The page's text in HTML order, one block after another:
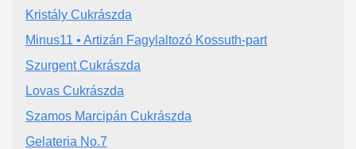
Kristály Cukrászda
Minus11 • Artizán Fagylaltozó Kossuth-part
Szurgent Cukrászda
Lovas Cukrászda
Szamos Marcipán Cukrászda
Gelateria No.7